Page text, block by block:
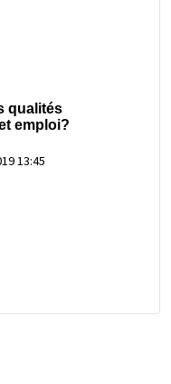
qualités
emploi?
13:45